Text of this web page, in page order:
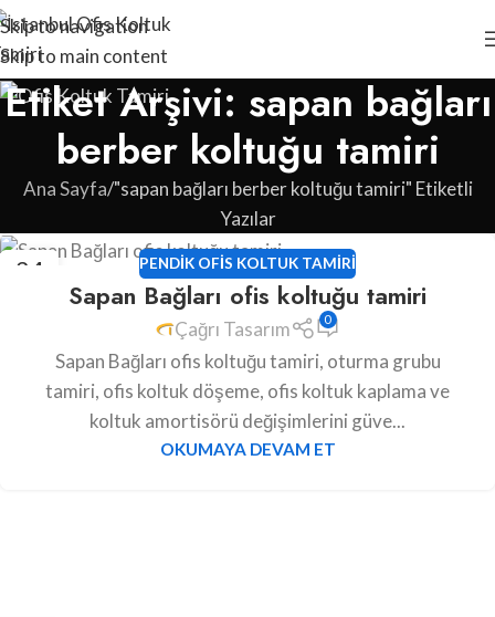
Skip to navigation
Skip to main content
Etiket Arşivi: sapan bağları
berber koltuğu tamiri
Ana Sayfa "sapan bağları berber koltuğu tamiri" Etiketli
Yazılar
24 PENDIK OFIS KOLTUK TAMIRI
Sapan Bağları ofis koltuğu tamiri
Çağrı Tasarım 0
Sapan Bağları ofis koltuğu tamiri, oturma grubu
tamiri, ofis koltuk döşeme, ofis koltuk kaplama ve
koltuk amortisörü değişimlerini güve...
OKUMAYA DEVAM ET